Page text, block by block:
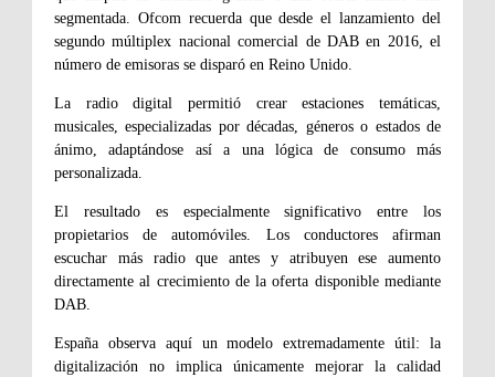
segmentada. Ofcom recuerda que desde el lanzamiento del
segundo múltiplex nacional comercial de DAB en 2016, el
número de emisoras se disparó en Reino Unido.
La radio digital permitió crear estaciones temáticas,
musicales, especializadas por décadas, géneros o estados de
ánimo, adaptándose así a una lógica de consumo más
personalizada.
El resultado es especialmente significativo entre los
propietarios de automóviles. Los conductores afirman
escuchar más radio que antes y atribuyen ese aumento
directamente al crecimiento de la oferta disponible mediante
DAB.
España observa aquí un modelo extremadamente útil: la
digitalización no implica únicamente mejorar la calidad